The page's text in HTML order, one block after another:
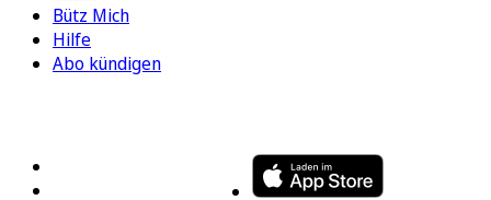
Bütz Mich
Hilfe
Abo kündigen